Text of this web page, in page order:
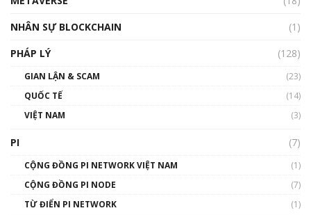
01:32:59
gió ấm
Talkshow 14: MemeCoin – Trò đùa tỷ đô
01:29:26
NHÂN SỰ BLOCKCHAIN
(1)
PHÁP LÝ
(128)
GIAN LẬN & SCAM
(23)
QUỐC TẾ
(14)
VIỆT NAM
(3)
PI (7)
CỘNG ĐỒNG PI NETWORK VIỆT NAM
(1)
CỘNG ĐỒNG PI NODE
(7)
TỪ ĐIỂN PI NETWORK
(1)